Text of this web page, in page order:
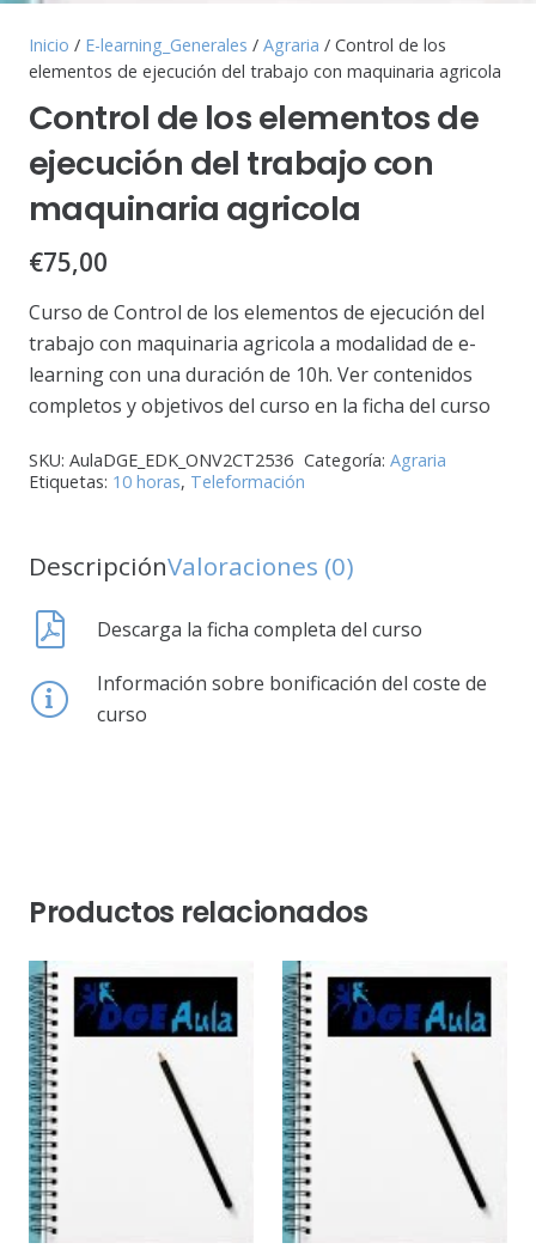
Inicio / E-learning_Generales / Agraria / Control de los
elementos de ejecución del trabajo con maquinaria agricola
Control de los elementos de
ejecución del trabajo con
maquinaria agricola
€75,00
Curso de Control de los elementos de ejecución del
trabajo con maquinaria agricola a modalidad de e-
learning con una duración de 10h. Ver contenidos
completos y objetivos del curso en la ficha del curso
SKU: AulaDGE_EDK_ONV2CT2536 Categoría: Agraria
Etiquetas: 10 horas, Teleformación
DescripciónValoraciones (0)
Descarga la ficha completa del curso
Información sobre bonificación del coste de
curso
Productos relacionados